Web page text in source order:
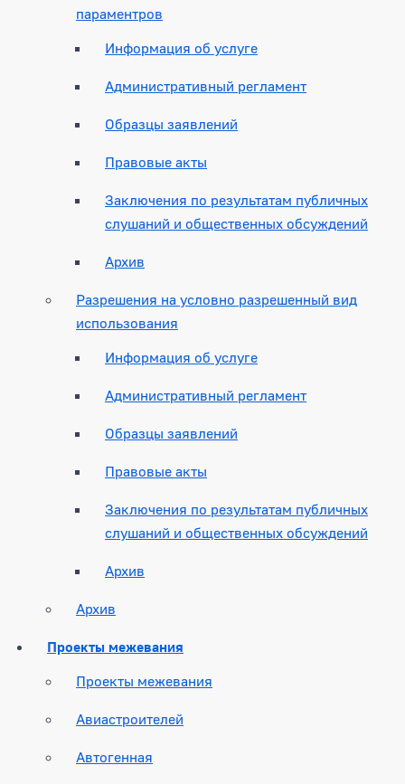
параментров
Информация об услуге
Административный регламент
Образцы заявлений
Правовые акты
Заключения по результатам публичных
слушаний и общественных обсуждений
Архив
Разрешения на условно разрешенный вид
использования
Информация об услуге
Административный регламент
Образцы заявлений
Правовые акты
Заключения по результатам публичных
слушаний и общественных обсуждений
Архив
Архив
Проекты межевания
Проекты межевания
Авиастроителей
Автогенная